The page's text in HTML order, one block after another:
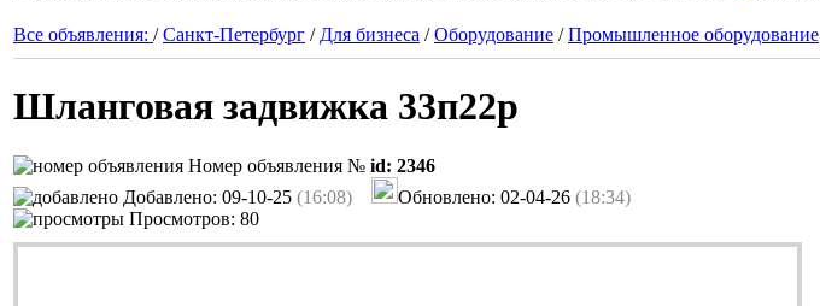
Все объявления: /Санкт-Петербург / Для бизнеса /Оборудование /Промышленное оборудование
Шланговая задвижка 33п22р
Номер объявления № id: 2346
Добавлено: 09-10-25 (16:08) Обновлено: 02-04-26 (18:34)
Просмотров: 80